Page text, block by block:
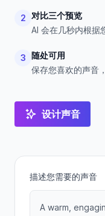
2
对比三个预览
AI 会在几秒内根据
3 随处可用
保存您喜欢的声音
设计声音
描述您需要的声音
A warm,